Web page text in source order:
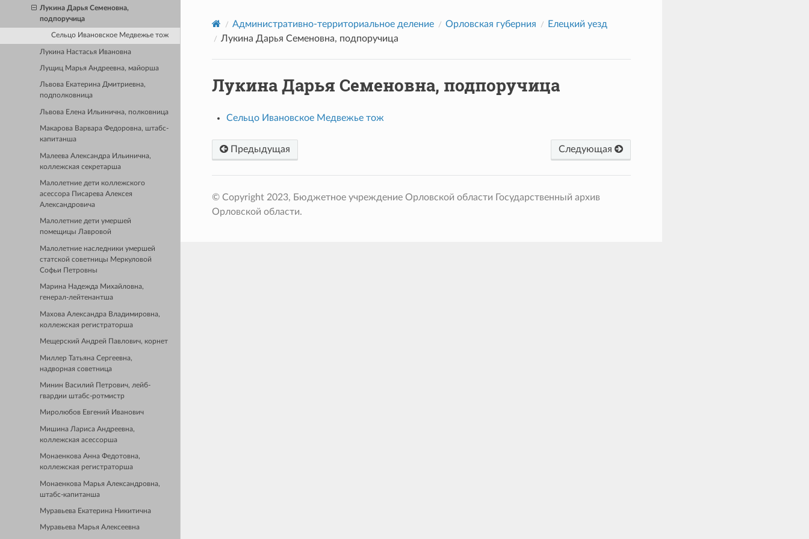
Лукина Дарья Семеновна,
подпоручица
Сельцо Ивановское Медвежье тож
Лукина Настасья Ивановна
Лущиц Марья Андреевна, майорша
Львова Екатерина Дмитриевна,
подполковница
Львова Елена Ильинична, полковница
Макарова Варвара Федоровна, штабс-
капитанша
Малеева Александра Ильинична,
коллежская секретарша
Малолетние дети коллежского
асессора Писарева Алексея
Александровича
Малолетние дети умершей
помещицы Лавровой
Малолетние наследники умершей
статской советницы Меркуловой
Софьи Петровны
Марина Надежда Михайловна,
генерал-лейтенантша
Махова Александра Владимировна,
коллежская регистраторша
Мещерский Андрей Павлович, корнет
Миллер Татьяна Сергеевна,
надворная советница
Минин Василий Петрович, лейб-
гвардии штабс-ротмистр
Миролюбов Евгений Иванович
Мишина Лариса Андреевна,
коллежская асессорша
Монаенкова Анна Федотовна,
коллежская регистраторша
Монаенкова Марья Александровна,
штабс-капитанша
Муравьева Екатерина Никитична
Муравьева Марья Алексеевна
Административно-территориальное деление Орловская губерния
Елецкий уезд
Лукина Дарья Семеновна, подпоручица
Лукина Дарья Семеновна, подпоручица
Сельцо Ивановское Медвежье тож
Предыдущая Следующая
© Copyright 2023, Бюджетное учреждение Орловской области Государственный архив
Орловской области.